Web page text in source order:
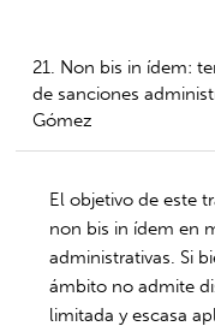
21. Non bis in ídem:
de sanciones
Gómez
El objetivo de este
non bis in ídem en
administrativas. Si
ámbito no admite
limitada y escasa